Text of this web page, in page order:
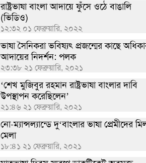
রাষ্ট্রভাষা বাংলা আদায়ে ফুঁসে ওঠে বাঙালি
(ভিডিও)
১২:৩২ ০১ ফেব্রুয়ারি, ২০২২
ভাষা সৈনিকরা ভবিষ্যৎ প্রজন্মের কাছে
আদায়ের নিদর্শন: পলক
২৩:৩৮ ২১ ফেব্রুয়ারি, ২০২১
‘শেখ মুজিবুর রহমান রাষ্ট্রভাষা বাংলার দাবি
উপস্থাপন করেছিলেন’
২১:৪৬ ২১ ফেব্রুয়ারি, ২০২১
নো-ম্যান্সল্যান্ডে দু‘বাংলার ভাষা প্রেমীদের
মেলা
১৮:৪১ ২১ ফেব্রুয়ারি, ২০২১